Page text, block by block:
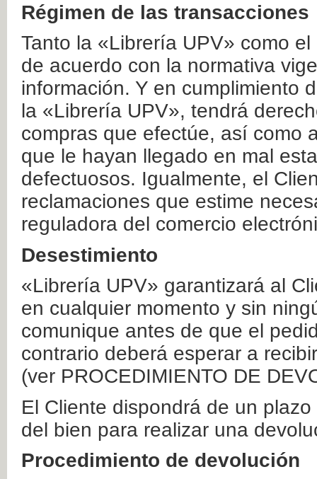
Régimen de las transacciones
Tanto la «Librería UPV» como
de acuerdo con la normativa
información. Y en cumplimiento
la «Librería UPV», tendrá
compras que efectúe, así como
que le hayan llegado en mal
defectuosos. Igualmente, el
reclamaciones que estime
reguladora del comercio
Desestimiento
«Librería UPV» garantizará al
en cualquier momento y sin
comunique antes de que el
contrario deberá esperar a
(ver PROCEDIMIENTO DE
El Cliente dispondrá de un
del bien para realizar una
Procedimiento de devolución